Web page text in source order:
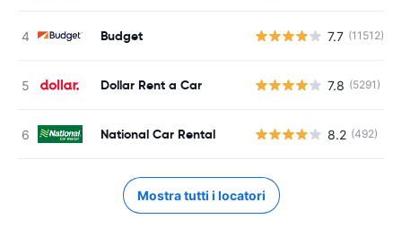
Budget 7.7 (11512)
Dollar Rent a Car 7.8 (5291)
National Car Rental 8.2 (492)
Mostra tutti i locatori